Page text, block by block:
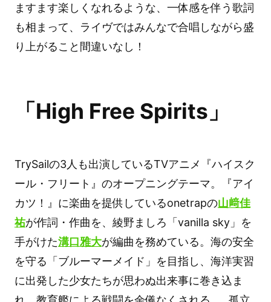
ますます楽しくなれるような、一体感を伴う歌詞
も相まって、ライヴではみんなで合唱しながら盛
り上がること間違いなし！
「High Free Spirits」
TrySailの3人も出演しているTVアニメ『ハイスク
ール・フリート』のオープニングテーマ。『アイ
カツ！』に楽曲を提供しているonetrapの山﨑佳
祐が作詞・作曲を、綾野ましろ「vanilla sky」を
手がけた溝口雅大が編曲を務めている。海の安全
を守る「ブルーマーメイド」を目指し、海洋実習
に出発した少女たちが思わぬ出来事に巻き込ま